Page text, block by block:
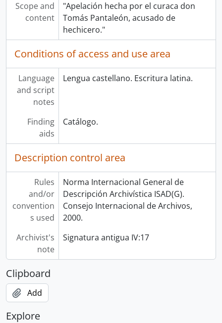
Scope and
content
"Apelación hecha por el curaca don
Tomás Pantaleón, acusado de
hechicero."
Conditions of access and use area
Language
and script
notes
Lengua castellano. Escritura latina.
Finding
aids
Catálogo.
Description control area
Rules
and/or
convention
s used
Norma Internacional General de
Descripción Archivística ISAD(G).
Consejo Internacional de Archivos,
2000.
Archivist's
note
Signatura antigua IV:17
Clipboard
Add
Explore